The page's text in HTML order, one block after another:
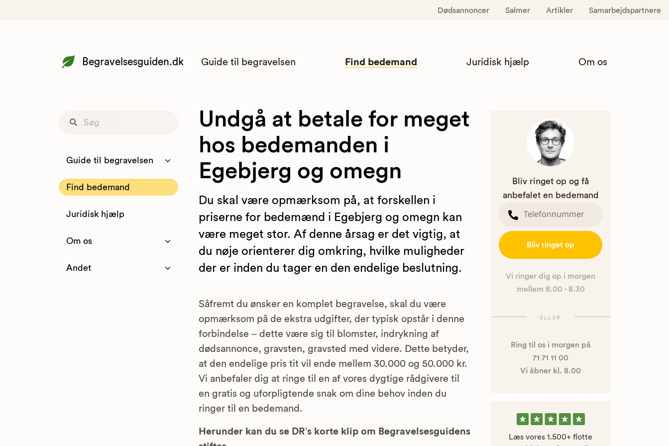
Dødsannoncer Salmer Artikler Samarbejdspartnere
Begravelsesguiden.dk Guide til begravelsen Find bedemand Juridisk hjælp Om os
Guide til begravelsen
Find bedemand
Juridisk hjælp
Om os
Andet
Undgå at betale for meget
hos bedemanden i
Egebjerg og omegn
Du skal være opmærksom på, at forskellen i
priserne for bedemænd i Egebjerg og omegn kan
være meget stor. Af denne årsag er det vigtig, at
du nøje orienterer dig omkring, hvilke muligheder
der er inden du tager en den endelige beslutning.
Såfremt du ønsker en komplet begravelse, skal du være
opmærksom på de ekstra udgifter, der typisk opstår i denne
forbindelse – dette være sig til blomster, indrykning af
dødsannonce, gravsten, gravsted med videre. Dette betyder,
at den endelige pris tit vil ende mellem 30.000 og 50.000 kr.
Vi anbefaler dig at ringe til en af vores dygtige rådgivere til
en gratis og uforpligtende snak om dine behov inden du
ringer til en bedemand.
Herunder kan du se DR’s korte klip om Begravelsesguidens
Bliv ringet op og få
anbefalet en bedemand
Bliv ringet op
Vi ringer dig op i morgen
mellem 8.00 - 8.30
ELLER
Ring til os i morgen på
71 71 11 00
Vi åbner kl. 8.00
Læs vores 1.500+ flotte